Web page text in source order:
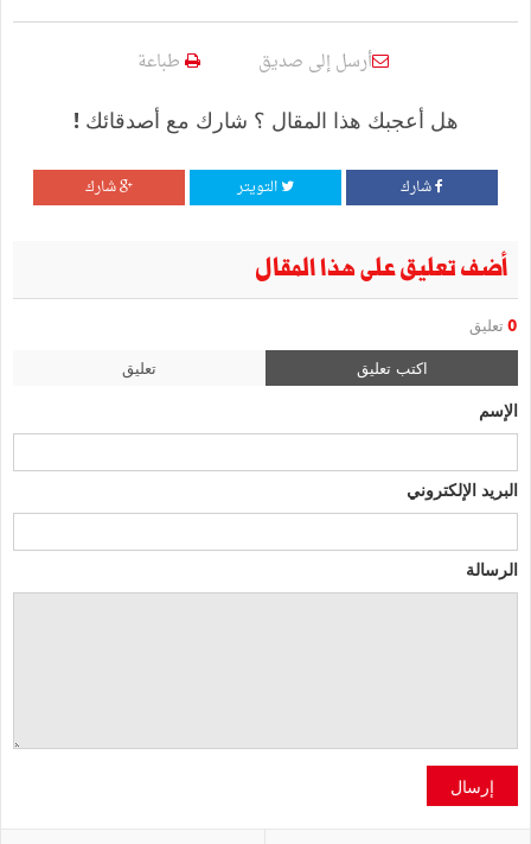
أرسل إلى صديق طباعة
هل أعجبك هذا المقال ؟ شارك مع أصدقائك !
شارك التويتر شارك
أضف تعليق على هذا المقال
0 تعليق
اكتب تعليق تعليق
الإسم
البريد الإلكتروني
الرسالة
إرسال